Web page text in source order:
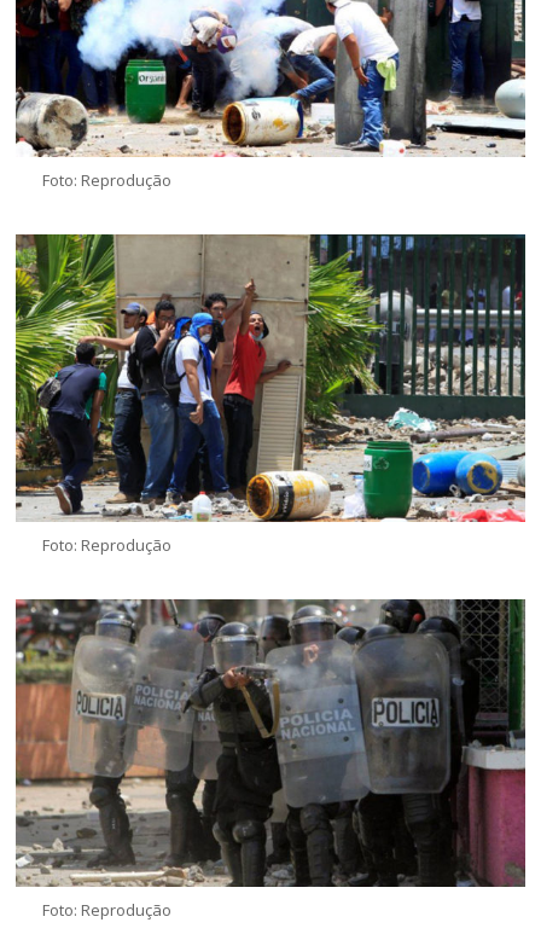
Foto: Reprodução
Foto: Reprodução
Foto: Reprodução